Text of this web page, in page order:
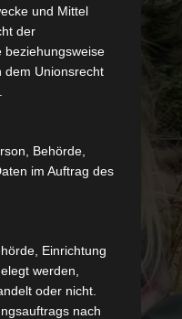
und Mittel
der
beziehungsweise
dem Unionsrecht
Behörde,
im Auftrag des
Einrichtung
werden,
oder nicht.
nach